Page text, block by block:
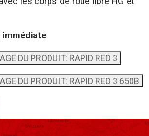
immédiate